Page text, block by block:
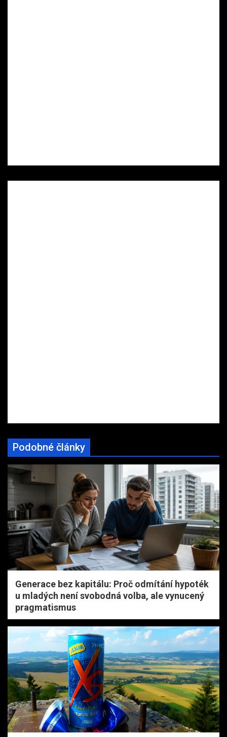
Podobné články
Generace bez kapitálu: Proč odmítání hypoték
u mladých není svobodná volba, ale vynucený
pragmatismus